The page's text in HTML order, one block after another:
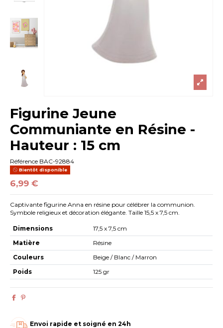
Figurine Jeune
Communiante en Résine -
Hauteur : 15 cm
Référence BAC-92884
Bientôt disponible
6,99 €
Captivante figurine Anna en résine pour célébrer la communion.
Symbole religieux et décoration élégante. Taille 15,5 x 7,5 cm.
Dimensions
17,5 x 7,5 cm
Matière
Résine
Couleurs
Beige / Blanc / Marron
Poids
125 gr
Envoi rapide et soigné en 24h